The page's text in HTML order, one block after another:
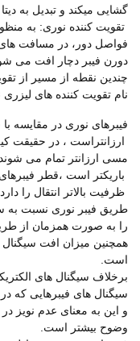
گشایی میکند و تبدیل به دیتا
تقویت کننده نوری: به
فواصل دور، در مسافت های
دورن فیبر دچار افت می
چندین نقطه از مسیر از
نام تقویت کننده های لیزری
فیبرهای نوری در مقایسه
ارزانتراست ، در حقیقت
مسی ارزانتر تمام می شوند.
باریکتر است ،قطر
ظرفیت بالاتر انتقال را
طریق فیبر نوری نسبت به
را به صورت همزمان از طریق
همچنین میزان افت
است.
برخلاف سیگنال های
سیگنال های فیبرهایی که در
و این به معنای عدم نویز
وضوح بیشتر است.